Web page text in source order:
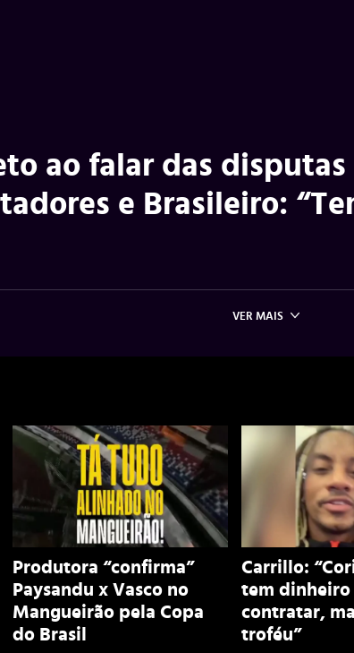
ao falar das disputas
e Brasileiro:
VER MAIS
Produtora “confirma”
Paysandu x Vasco no
Mangueirão pela Copa
do Brasil
Carrillo:
tem dinheiro
contratar,
troféu”